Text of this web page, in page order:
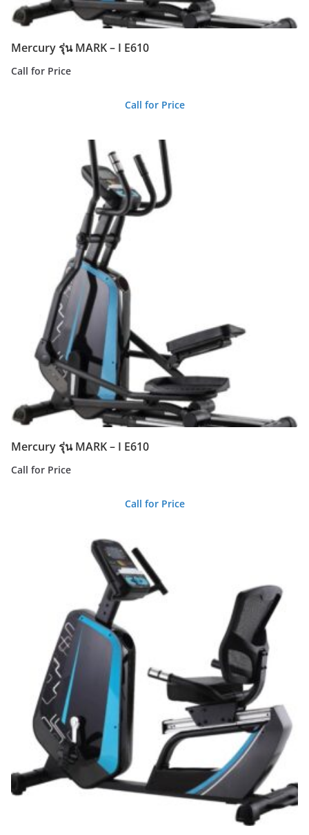
Mercury รุ่น MARK – I E610
Call for Price
Call for Price
Mercury รุ่น MARK – I E610
Call for Price
Call for Price